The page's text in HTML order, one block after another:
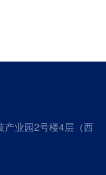
产业园2号楼4层（西